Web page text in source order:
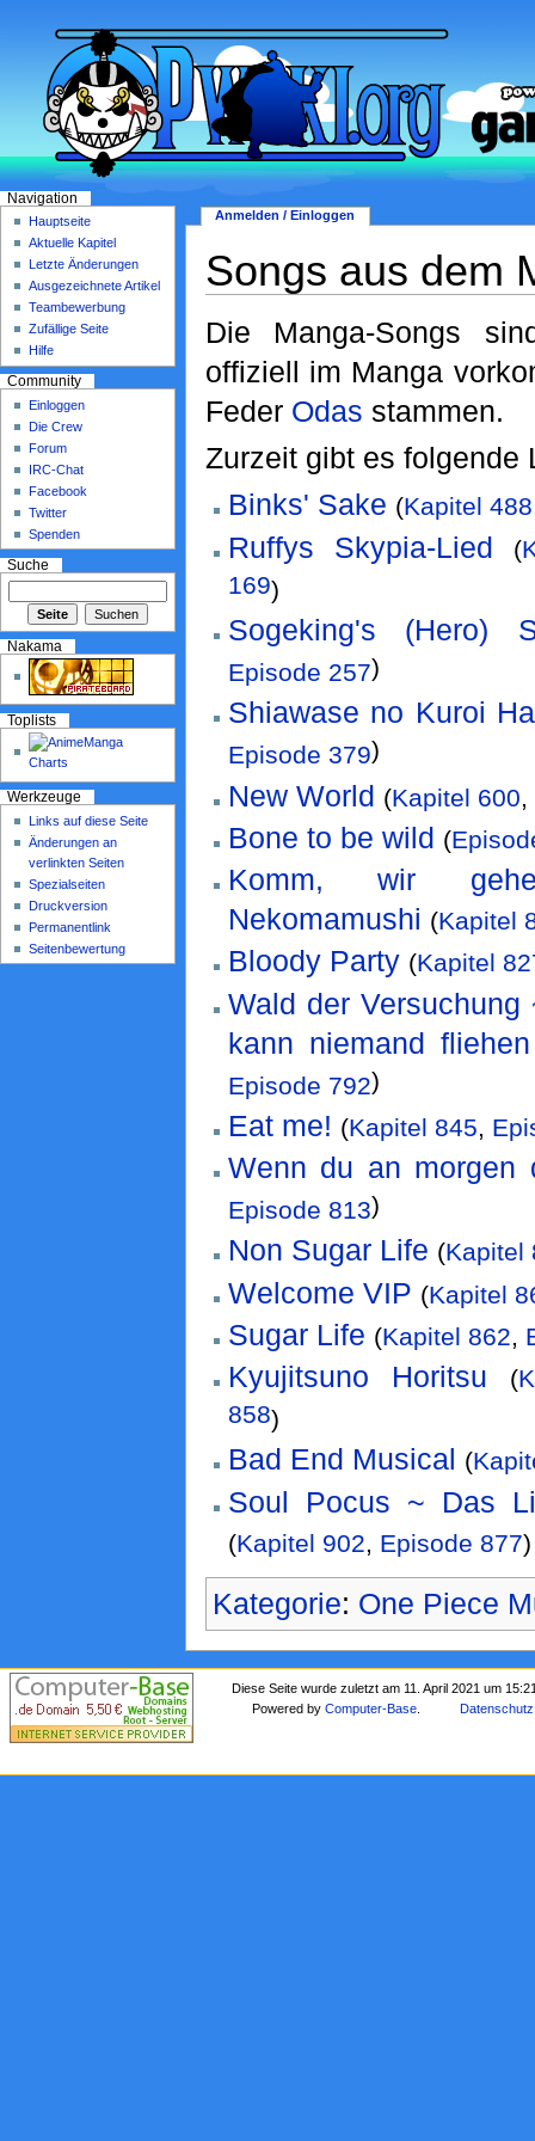
Songs aus dem
Die Manga-Songs
offiziell im Manga
Feder Odas stammen.
Zurzeit gibt es folgende
Binks' Sake (Kapitel 488
Ruffys Skypia-Lied (
169)
Sogeking's (Hero)
Episode 257)
Shiawase no Kuroi
Episode 379)
New World (Kapitel 600
Bone to be wild (
Komm, wir
Nekomamushi (Kapitel
Bloody Party (Kapitel
Wald der
kann niemand
Episode 792)
Eat me! (Kapitel 845,
Wenn du an morgen
Episode 813)
Non Sugar Life (Kapitel
Welcome VIP (Kapitel
Sugar Life (Kapitel 862,
Kyujitsuno Horitsu (
858)
Bad End Musical (
Soul Pocus ~ Das
(Kapitel 902, Episode 877)
Kategorie: One Piece
Anmelden / Einloggen
Navigation
Hauptseite
Aktuelle Kapitel
Letzte Änderungen
Ausgezeichnete Artikel
Teambewerbung
Zufällige Seite
Hilfe
Community
Einloggen
Die Crew
Forum
IRC-Chat
Facebook
Twitter
Spenden
Suche
Nakama
Toplists
Werkzeuge
Links auf diese Seite
Änderungen an
verlinkten Seiten
Spezialseiten
Druckversion
Permanentlink
Seitenbewertung
Diese Seite wurde zuletzt am 11. April 2021 um
Powered byComputer-Base Datenschutz